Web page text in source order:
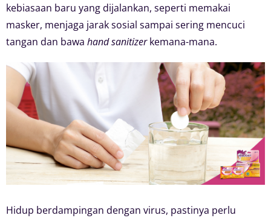
kebiasaan baru yang dijalankan, seperti memakai
masker, menjaga jarak sosial sampai sering mencuci
tangan dan bawa hand sanitizerkemana-mana.
Hidup berdampingan dengan virus, pastinya perlu